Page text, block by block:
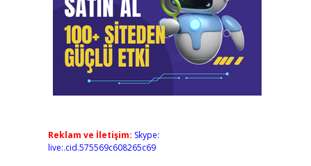
Reklam ve İletişim: Skype:
live:.cid.575569c608265c69